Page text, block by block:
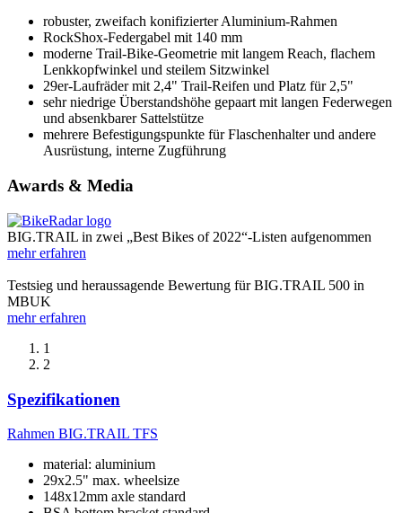
robuster, zweifach konifizierter Aluminium-Rahmen
RockShox-Federgabel mit 140 mm
moderne Trail-Bike-Geometrie mit langem Reach, flachem
Lenkkopfwinkel und steilem Sitzwinkel
29er-Laufräder mit 2,4" Trail-Reifen und Platz für 2,5"
sehr niedrige Überstandshöhe gepaart mit langen Federwegen
und absenkbarer Sattelstütze
mehrere Befestigungspunkte für Flaschenhalter und andere
Ausrüstung, interne Zugführung
Awards & Media
BIG.TRAIL in zwei „Best Bikes of 2022“-Listen aufgenommen
mehr erfahren
Testsieg und heraussagende Bewertung für BIG.TRAIL 500 in
MBUK
mehr erfahren
1
2
Spezifikationen
Rahmen BIG.TRAIL TFS
material: aluminium
29x2.5" max. wheelsize
148x12mm axle standard